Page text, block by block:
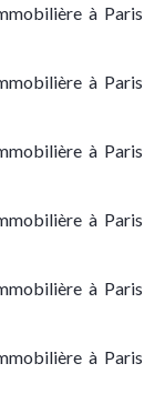
à Paris
à Paris
à Paris
à Paris
à Paris
à Paris